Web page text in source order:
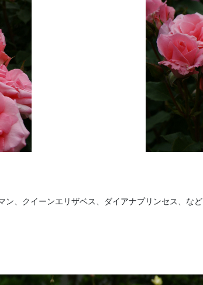
ン、クイーンエリザベス、ダイアナプリンセス、など